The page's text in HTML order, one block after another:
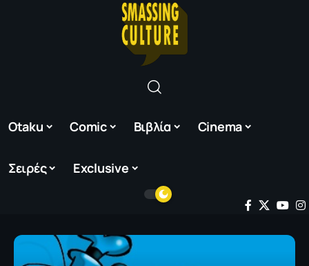
Otaku Comic Βιβλία Cinema
Σειρές Exclusive